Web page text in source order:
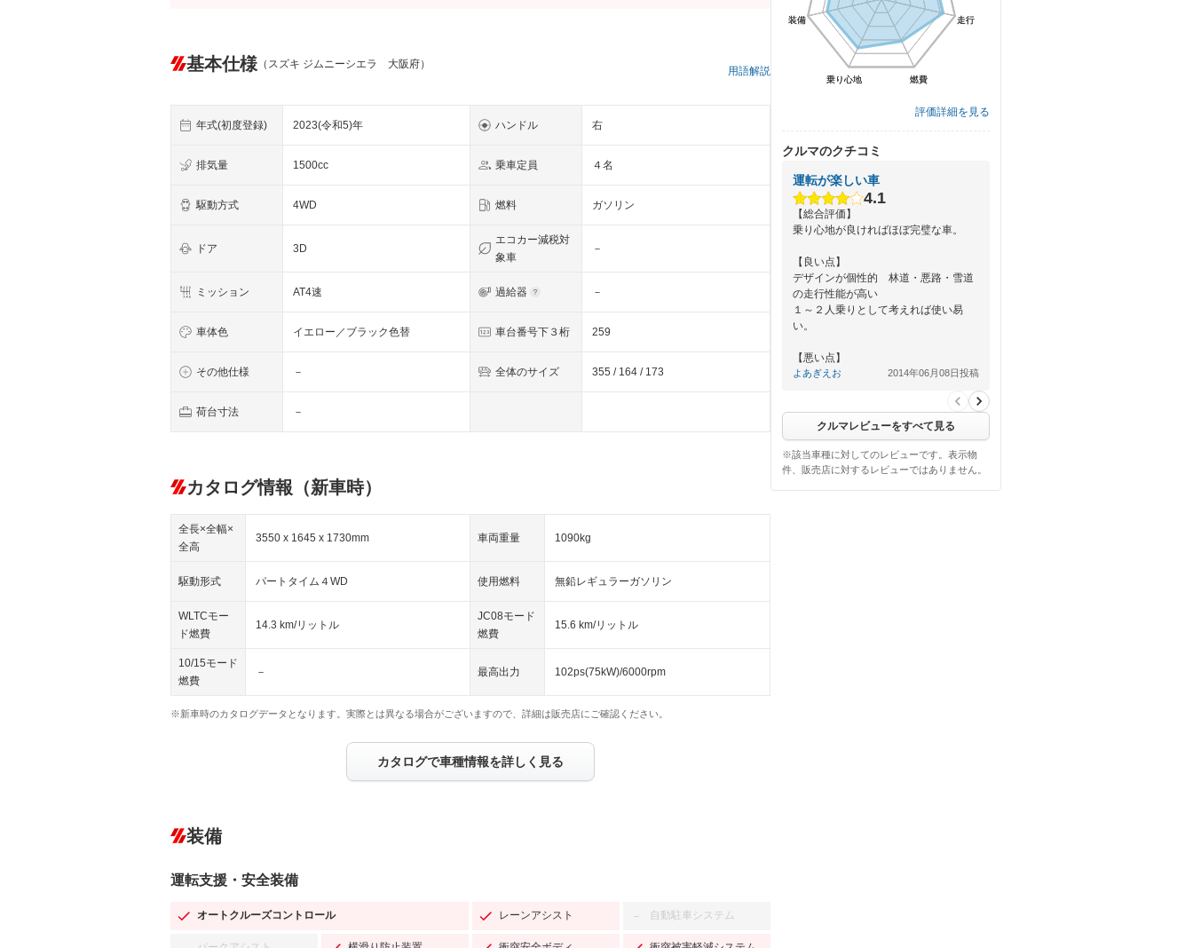
基本仕様 （スズキ ジムニーシエラ 大阪府）
用語解説
年式(初度登録) 2023(令和5)年 ハンドル 右
排気量 1500cc 乗車定員 ４名
駆動方式 4WD 燃料 ガソリン
ドア 3D
エコカー減税対
象車
－
ミッション AT4速 過給器 －
車体色 イエロー／ブラック色替 車台番号下３桁 259
その他仕様 － 全体のサイズ 355 / 164 / 173
荷台寸法 －
カタログ情報（新車時）
全長×全幅×
全高
3550 x 1645 x 1730mm 車両重量 1090kg
駆動形式 パートタイム４WD 使用燃料 無鉛レギュラーガソリン
WLTCモー
ド燃費
14.3 km/リットル
JC08モード
燃費
15.6 km/リットル
10/15モード
燃費
－ 最高出力 102ps(75kW)/6000rpm
※新車時のカタログデータとなります。実際とは異なる場合がございますので、詳細は販売店にご確認ください。
カタログで車種情報を詳しく見る
装備
運転支援・安全装備
オートクルーズコントロール レーンアシスト － 自動駐車システム
走行
燃費
乗り心地
装備 走行
燃費
乗り心地
装備
評価詳細を見る
クルマのクチコミ
運転が楽しい車
4.1
【総合評価】
乗り心地が良ければほぼ完璧な車。
【良い点】
デザインが個性的 林道・悪路・雪道
の走行性能が高い
１～２人乗りとして考えれば使い易
い。
【悪い点】
ホイールの社外品を見つけるのが大変
よあぎえお 2014年06月08日投稿
クルマレビューをすべて見る
※該当車種に対してのレビューです。表示物
件、販売店に対するレビューではありません。